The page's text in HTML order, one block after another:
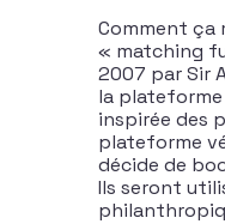
Comment ça
« matching
2007 par Sir
la
inspirée des
plateforme
décide de
Ils seront